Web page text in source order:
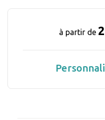
à partir de